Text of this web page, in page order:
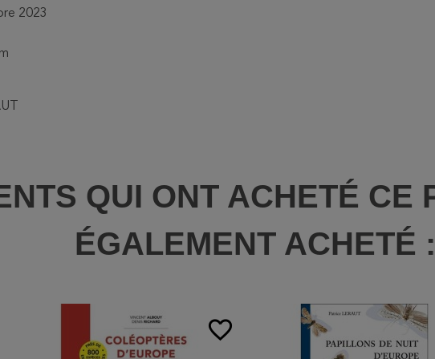
2023
QUI ONT ACHETÉ CE
ÉGALEMENT ACHETÉ :
favorite_border